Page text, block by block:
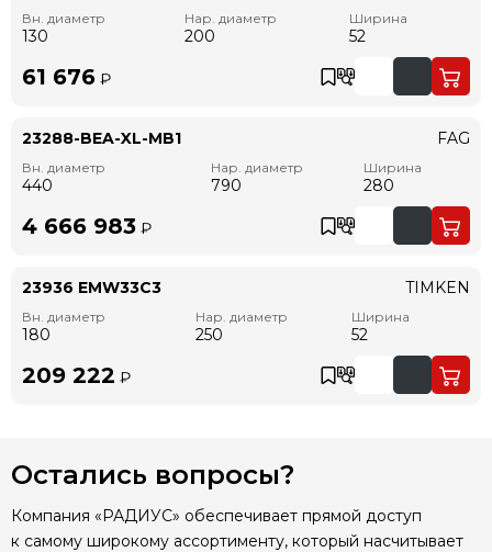
Вн. диаметр
130
Нар. диаметр
200
Ширина
52
61 676 ₽
23288-BEA-XL-MB1
Вн. диаметр
440
Нар. диаметр
790
Ширина
280
FAG
4 666 983 ₽
23936 EMW33C3
Вн. диаметр
180
Нар. диаметр
250
Ширина
52
TIMKEN
209 222 ₽
Остались вопросы?
Компания «РАДИУС» обеспечивает прямой доступ
к самому широкому ассортименту, который насчитывает